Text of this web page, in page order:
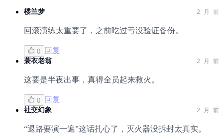
楼兰梦 2 月 前
回滚演练太重要了，之前吃过亏没验证备份。
0 回复
蓑衣老翁 2 月 前
这要是半夜出事，真得全员起来救火。
0 回复
社交幻象 2 月 前
“退路要演一遍”这话扎心了，灭火器没拆封太真实。